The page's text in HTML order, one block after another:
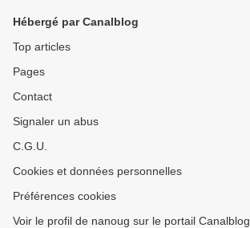
Hébergé par Canalblog
Top articles
Pages
Contact
Signaler un abus
C.G.U.
Cookies et données personnelles
Préférences cookies
Voir le profil de nanoug sur le portail Canalblog